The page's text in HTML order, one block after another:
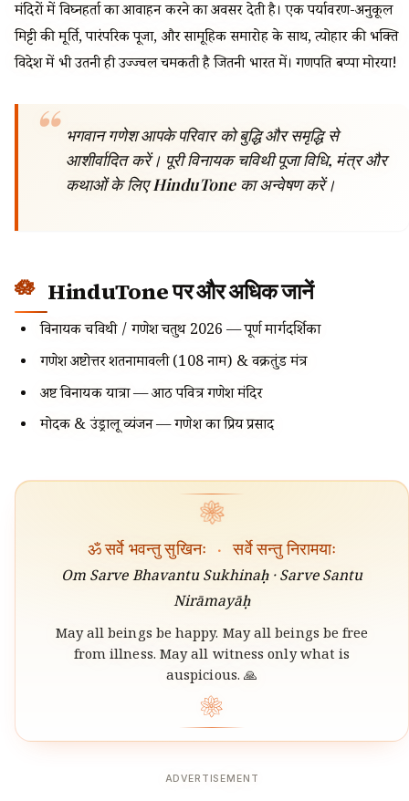
मंदिरों में विघ्नहर्ता का आवाहन करने का अवसर देती है। एक पर्यावरण-अनुकूल
मिट्टी की मूर्ति, पारंपरिक पूजा, और सामूहिक समारोह के साथ, त्योहार की भक्ति
विदेश में भी उतनी ही उज्ज्वल चमकती है जितनी भारत में। गणपति बप्पा मोरया!
भगवान गणेश आपके परिवार को बुद्धि और समृद्धि से
आशीर्वादित करें। पूरी विनायक चविथी पूजा विधि, मंत्र और
कथाओं के लिए HinduTone का अन्वेषण करें।
HinduTone पर और अधिक जानें
विनायक चविथी / गणेश चतुर्थी 2026 — पूर्ण मार्गदर्शिका
गणेश अष्टोत्तर शतनामावली (108 नाम) & वक्रतुंड मंत्र
अष्ट विनायक यात्रा — आठ पवित्र गणेश मंदिर
मोदक & उंड्रालू व्यंजन — गणेश का प्रिय प्रसाद
❀
ॐ सर्वे भवन्तु सुखिनः · सर्वे सन्तु निरामयाः
Om Sarve Bhavantu Sukhinaḥ · Sarve Santu
Nirāmayāḥ
May all beings be happy. May all beings be free
from illness. May all witness only what is
auspicious. 🙏
❀
ADVERTISEMENT